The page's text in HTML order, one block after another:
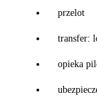
przelot
transfer:
opieka